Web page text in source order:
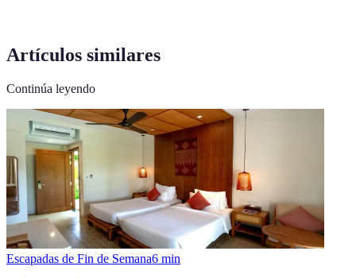
Artículos similares
Continúa leyendo
Escapadas de Fin de Semana6 min